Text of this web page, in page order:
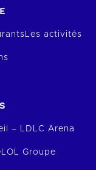
Les activités
– LDLC Arena
OL Groupe